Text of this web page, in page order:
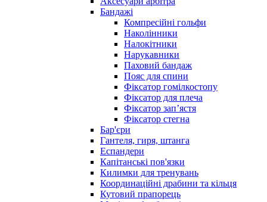
Бандажі
Компресійні гольфи
Наколінники
Налокітники
Нарукавники
Паховий бандаж
Пояс для спини
Фіксатор гомілкостопу
Фіксатор для плеча
Фіксатор запʼястя
Фіксатор стегна
Бар'єри
Гантеля, гиря, штанга
Еспандери
Капітанські пов'язки
Килимки для тренувань
Координаційні драбини та кільця
Кутовий прапорець